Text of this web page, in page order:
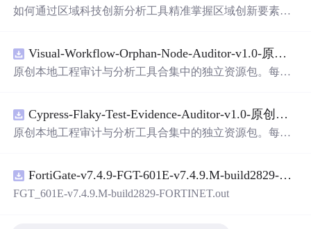
需要将手写数字输入系统，它将立即给出准确的识别结
是一个非常方便和实用的工具，你一定会喜欢它的！
如何通过区域科技创新分析工具精准掌握区域创新要素分
Visual-Workflow-Orphan-Node-Auditor-v1.0-原创源码与文档.zip
原创本地工程审计与分析工具合集中的独立资源包。每个
README、运行说明、功能清单、MIT License及原创与授
权声明。解压后进入project目录，执行npm test验证算法，
目源码、Logo、官方截图、论文、生产日志或其他受限素
材。适合前端开发、AI应用工程、测试审计和课程实践。
Cypress-Flaky-Test-Evidence-Auditor-v1.0-原创源码与文档.zip
原创本地工程审计与分析工具合集中的独立资源包。每个
README、运行说明、功能清单、MIT License及原创与授
权声明。解压后进入project目录，执行npm test验证算法，
FortiGate-v7.4.9-FGT-601E-v7.4.9.M-build2829-FORTINET.out
FGT_601E-v7.4.9.M-build2829-FORTINET.out